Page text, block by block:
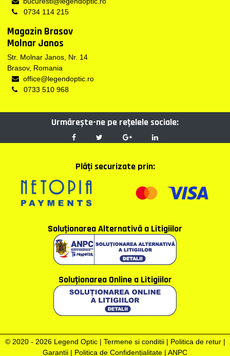
0734 114 215
Magazin Brasov
Molnar Janos
Str. Molnar Janos, Nr. 14
Brasov, Romania
office@legendoptic.ro
0733 510 968
Urmărește-ne pe reţelele sociale:
Plăţi securizate prin:
Soluţionarea Alternativă a Litigiilor
Soluţionarea Online a Litigiilor
© 2020 - 2026 Legend Optic | Termene si conditii| Politica de retur|
Garantii | Politica de Confidențialitate | ANPC